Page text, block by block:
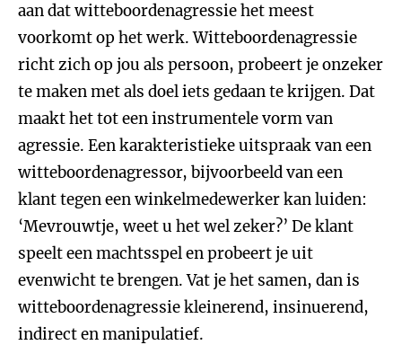
aan dat witteboordenagressie het meest
voorkomt op het werk. Witteboordenagressie
richt zich op jou als persoon, probeert je onzeker
te maken met als doel iets gedaan te krijgen. Dat
maakt het tot een instrumentele vorm van
agressie. Een karakteristieke uitspraak van een
witteboordenagressor, bijvoorbeeld van een
klant tegen een winkelmedewerker kan luiden:
‘Mevrouwtje, weet u het wel zeker?’ De klant
speelt een machtsspel en probeert je uit
evenwicht te brengen. Vat je het samen, dan is
witteboordenagressie kleinerend, insinuerend,
indirect en manipulatief.